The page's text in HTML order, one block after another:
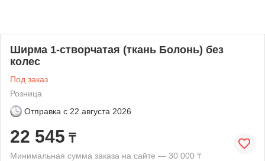
Ширма 1-створчатая (ткань Болонь) без
колес
Под заказ
Розница
Отправка с 22 августа 2026
22 545 ₸
Минимальная сумма заказа на сайте — 30 000 ₸